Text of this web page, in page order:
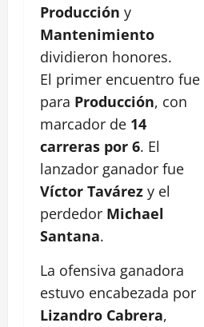
Producción y
Mantenimiento
dividieron honores.
El primer encuentro fue
para Producción, con
marcador de 14
carreras por 6. El
lanzador ganador fue
Víctor Tavárez y el
perdedor Michael
Santana.
La ofensiva ganadora
estuvo encabezada por
Lizandro Cabrera,